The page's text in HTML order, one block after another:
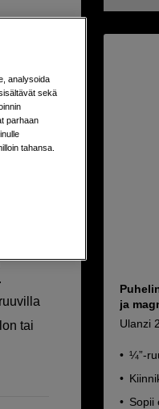
tai
ja
Ulanzi
¼”-
Sopii
analysoida
sekä
parhaan
tahansa.